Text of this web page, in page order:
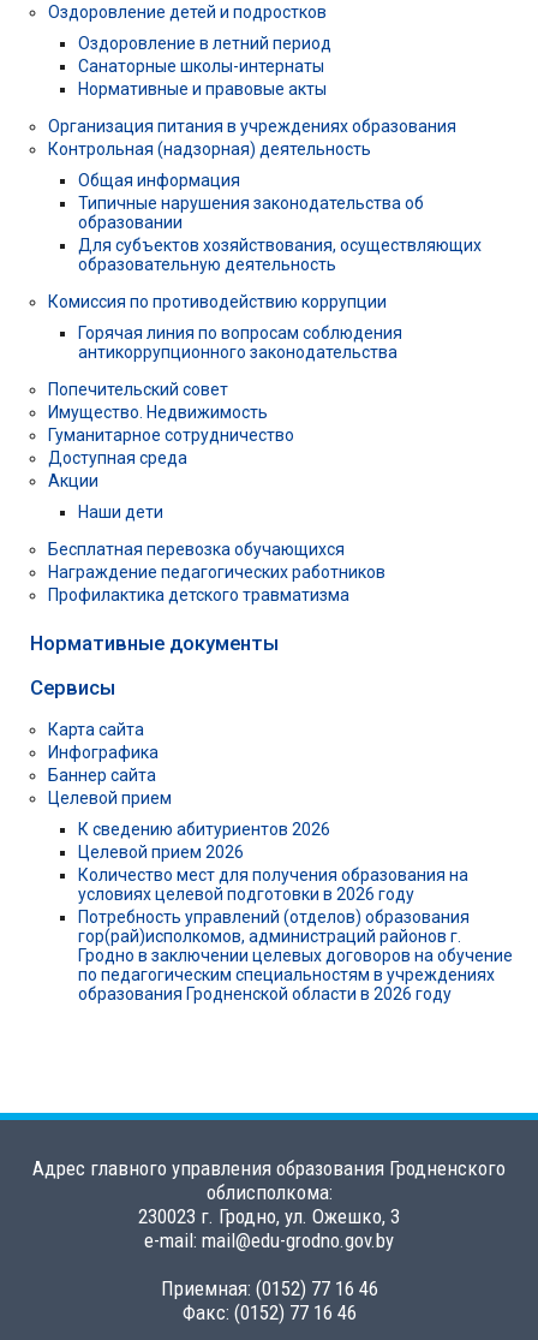
Оздоровление детей и подростков
Оздоровление в летний период
Санаторные школы-интернаты
Нормативные и правовые акты
Организация питания в учреждениях образования
Контрольная (надзорная) деятельность
Общая информация
Типичные нарушения законодательства об
образовании
Для субъектов хозяйствования, осуществляющих
образовательную деятельность
Комиссия по противодействию коррупции
Горячая линия по вопросам соблюдения
антикоррупционного законодательства
Попечительский совет
Имущество. Недвижимость
Гуманитарное сотрудничество
Доступная среда
Акции
Наши дети
Бесплатная перевозка обучающихся
Награждение педагогических работников
Профилактика детского травматизма
Нормативные документы
Сервисы
Карта сайта
Инфографика
Баннер сайта
Целевой прием
К сведению абитуриентов 2026
Целевой прием 2026
Количество мест для получения образования на
условиях целевой подготовки в 2026 году
Потребность управлений (отделов) образования
гор(рай)исполкомов, администраций районов г.
Гродно в заключении целевых договоров на обучение
по педагогическим специальностям в учреждениях
образования Гродненской области в 2026 году
Адрес главного управления образования Гродненского
облисполкома:
230023 г. Гродно, ул. Ожешко, 3
e-mail: mail@edu-grodno.gov.by
Приемная: (0152) 77 16 46
Факс: (0152) 77 16 46